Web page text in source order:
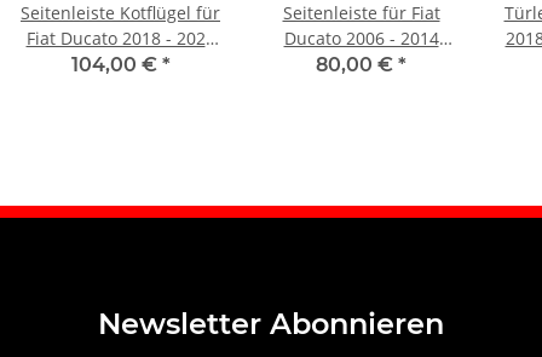
Seitenleiste Kotflügel für
Fiat Ducato 2018 - 2021
hinten links
104,00 € *
Seitenleiste für Fiat
Ducato 2006 - 2014
hinten links
80,00 € *
Newsletter Abonnieren